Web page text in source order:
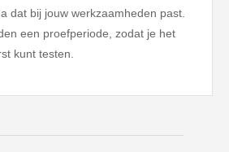
dat bij jouw werkzaamheden past.
een proefperiode, zodat je het
kunt testen.